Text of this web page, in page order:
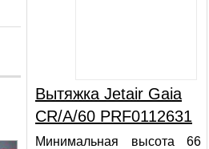
Вытяжка Jetair Gaia
CR/A/60 PRF0112631
Минимальная высота 66